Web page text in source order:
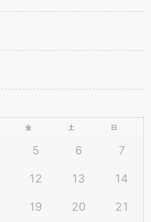
金 土 日
5 6
7
12 13
14
19 20
21